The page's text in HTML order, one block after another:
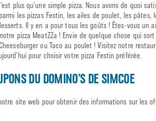
plus qu’une simple pizza. Nous avons de quoi
les pizzas Festin, les ailes de poulet, les pâtes,
Il y en a pour tous les goûts ! Êtes-vous un
pizza MeatZZa ! Envie de quelque chose qui sort
ou Taco au poulet ! Visitez notre
pour choisir votre pizza Festin préférée.
DU DOMINO’S DE SIMCOE
site web pour obtenir des informations sur les